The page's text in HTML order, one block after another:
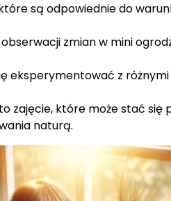
są odpowiednie do
zmian w mini
eksperymentować z różnymi
zajęcie, które może stać się
naturą.